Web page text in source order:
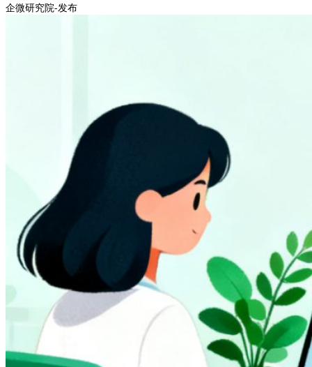
企微研究院-发布